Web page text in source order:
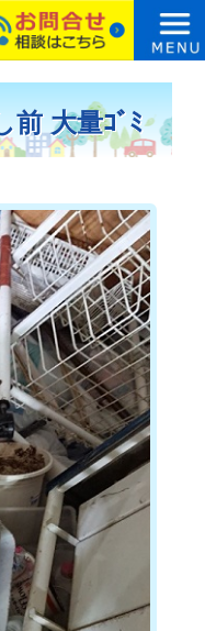
前 大量ｺﾞﾐ